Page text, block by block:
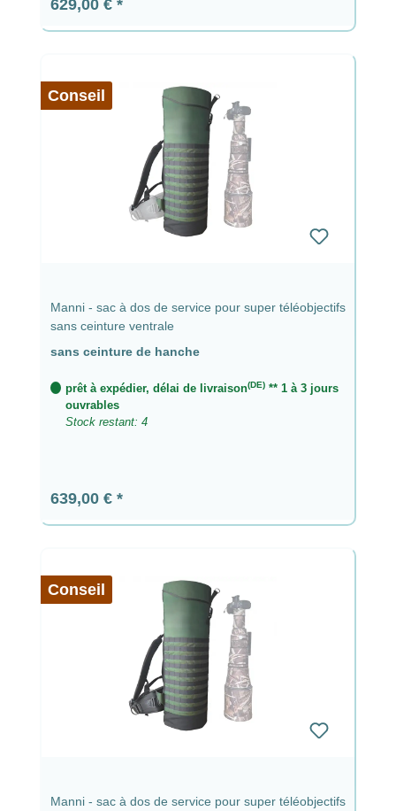
629,00 €
Conseil
Manni - sac à dos de service pour super téléobjectifs
sans ceinture ventrale
sans ceinture de hanche
prêt à expédier, délai de livraison(DE)** 1 à 3 jours
ouvrables
Stock restant: 4
Prix régulier :
639,00 €
Conseil
Manni - sac à dos de service pour super téléobjectifs